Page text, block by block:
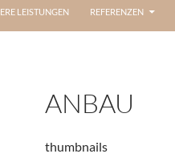
LEISTUNGEN REFERENZEN
ANBAU
thumbnails